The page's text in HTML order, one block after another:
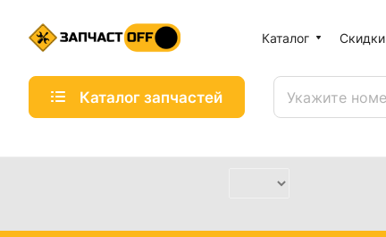
Каталог Скидки
Каталог запчастей